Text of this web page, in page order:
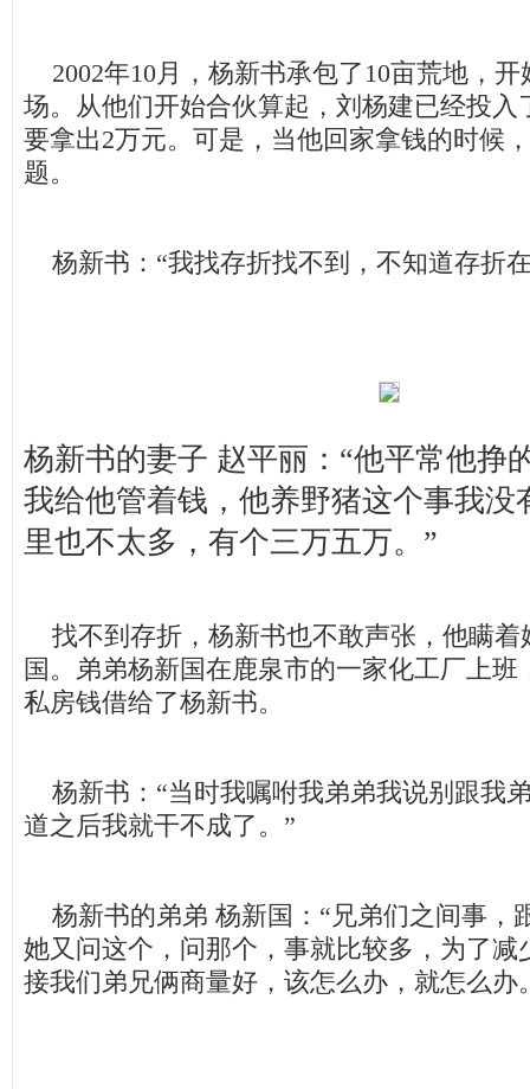
2002年10月，杨新书承包了10亩荒地，开
场。从他们开始合伙算起，刘杨建已经投入
要拿出2万元。可是，当他回家拿钱的时候
题。
杨新书：“我找存折找不到，不知道存折
杨新书的妻子 赵平丽：“他平常他挣
我给他管着钱，他养野猪这个事我没
里也不太多，有个三万五万。”
找不到存折，杨新书也不敢声张，他瞒着
国。弟弟杨新国在鹿泉市的一家化工厂上班
私房钱借给了杨新书。
杨新书：“当时我嘱咐我弟弟我说别跟我
道之后我就干不成了。”
杨新书的弟弟 杨新国：“兄弟们之间事，
她又问这个，问那个，事就比较多，为了减
接我们弟兄俩商量好，该怎么办，就怎么办